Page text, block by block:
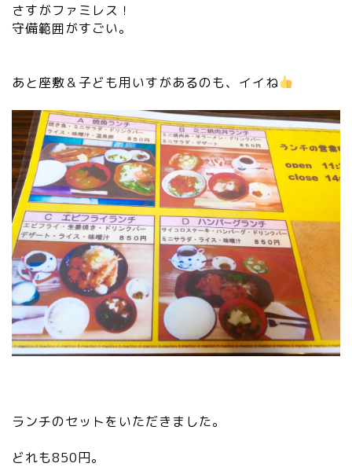
さすがファミレス！
守備範囲がすごい。
あと座敷＆子ども用いすがあるのも、イイね
ランチのセットをいただきました。
どれも850円。